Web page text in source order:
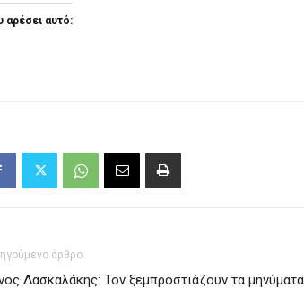
αρέσει αυτό:
άρθρο
Δασκαλάκης: Τον ξεμπροστιάζουν τα